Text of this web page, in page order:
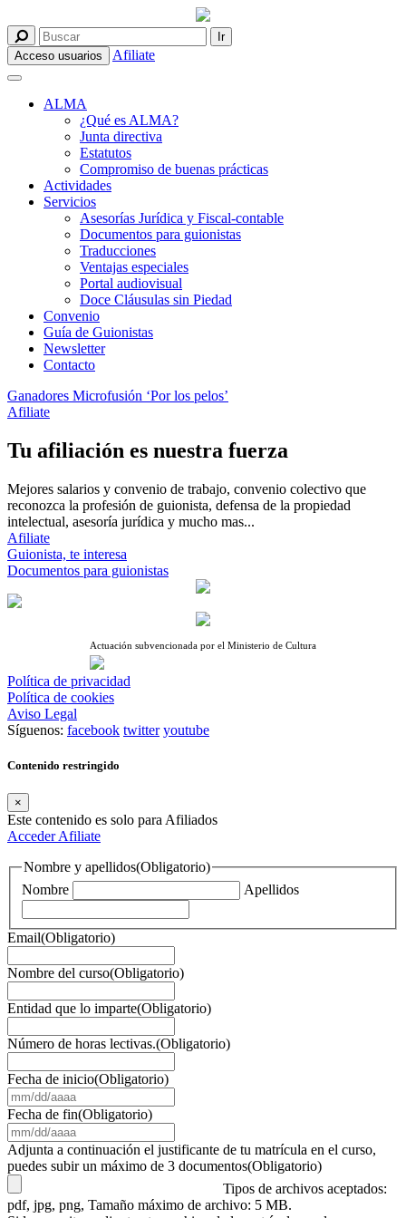
Acceso usuarios Afiliate
ALMA
¿Qué es ALMA?
Junta directiva
Estatutos
Compromiso de buenas prácticas
Actividades
Servicios
Asesorías Jurídica y Fiscal-contable
Documentos para guionistas
Traducciones
Ventajas especiales
Portal audiovisual
Doce Cláusulas sin Piedad
Convenio
Guía de Guionistas
Newsletter
Contacto
Ganadores Microfusión ‘Por los pelos’
Afiliate
Tu afiliación es nuestra fuerza
Mejores salarios y convenio de trabajo, convenio colectivo que
reconozca la profesión de guionista, defensa de la propiedad
intelectual, asesoría jurídica y mucho mas...
Afiliate
Guionista, te interesa
Documentos para guionistas
Actuación subvencionada por el Ministerio de Cultura
Política de privacidad
Política de cookies
Aviso Legal
Síguenos: facebook twitter youtube
Contenido restringido
×
Este contenido es solo para Afiliados
AccederAfiliate
Nombre y apellidos(Obligatorio)
Nombre
Apellidos
Email(Obligatorio)
Nombre del curso(Obligatorio)
Entidad que lo imparte(Obligatorio)
Número de horas lectivas.(Obligatorio)
Fecha de inicio(Obligatorio)
barra
DD
barra
AAAA
Fecha de fin(Obligatorio)
barra
DD
Adjunta a continuación el justificante de tu matrícula en el curso,
puedes subir un máximo de 3 documentos(Obligatorio)
Tipos de archivos aceptados:
pdf, jpg, png, Tamaño máximo de archivo: 5 MB.